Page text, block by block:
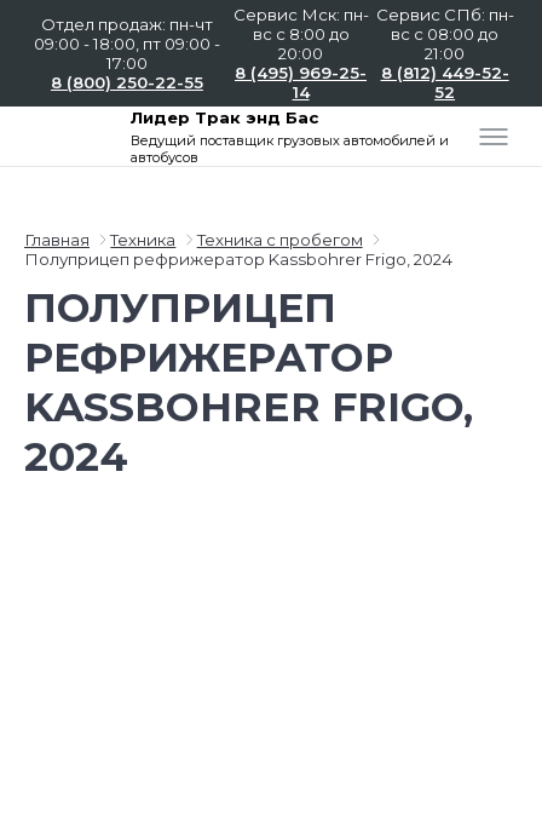
Отдел продаж: пн-чт
09:00 - 18:00, пт 09:00 -
17:00
8 (800) 250-22-55
Сервис Мск: пн-
вс с 8:00 до
20:00
8 (495) 969-25-
14
Сервис СПб: пн-
вс с 08:00 до
21:00
8 (812) 449-52-
52
Лидер Трак энд Бас
Ведущий поставщик грузовых автомобилей и
автобусов
Главная Техника
Техника с пробегом
Полуприцеп рефрижератор Kassbohrer Frigo, 2024
ПОЛУПРИЦЕП
РЕФРИЖЕРАТОР
KASSBOHRER FRIGO,
2024